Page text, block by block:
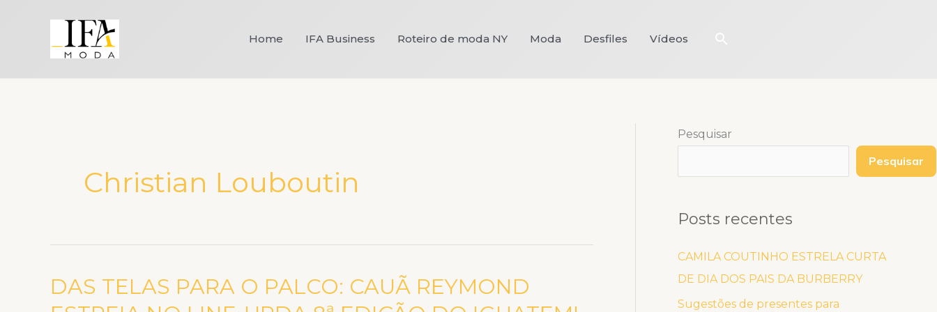
Home IFA Business Roteiro de moda NY Moda Desfiles Vídeos Pesquisar
Christian Louboutin
DAS TELAS PARA O PALCO: CAUÃ REYMOND
DAS
Pesquisar
Pesquisar
Posts recentes
CAMILA COUTINHO ESTRELA CURTA
DE DIA DOS PAIS DA BURBERRY
Sugestões de presentes para